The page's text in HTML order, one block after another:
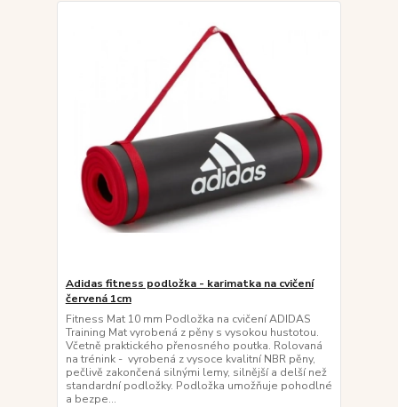
Adidas fitness podložka - karimatka na cvičení
červená 1cm
Fitness Mat 10 mm Podložka na cvičení ADIDAS
Training Mat vyrobená z pěny s vysokou hustotou.
Včetně praktického přenosného poutka. Rolovaná
na trénink - vyrobená z vysoce kvalitní NBR pěny,
pečlivě zakončená silnými lemy, silnější a delší než
standardní podložky. Podložka umožňuje pohodlné
a bezpe...